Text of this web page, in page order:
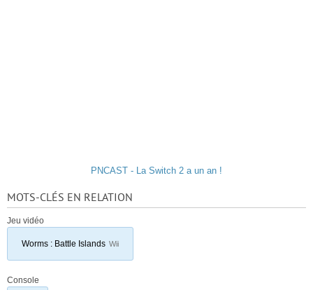
PNCAST - La Switch 2 a un an !
MOTS-CLÉS EN RELATION
Jeu vidéo
Worms : Battle Islands Wii
Console